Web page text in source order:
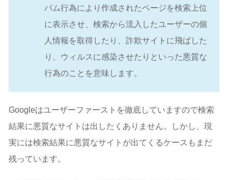
パム行為により作成されたページを検索上位
に表示させ、検索から流入したユーザーの個
人情報を取得したり、詐欺サイトに飛ばした
り、ウィルスに感染させたりといった悪質な
行為のことを意味します。
Googleはユーザーファーストを徹底していますので検索
結果に悪質なサイトは出したくありません。しかし、現
実には検索結果に悪質なサイトが出てくるケースもまだ
残っています。